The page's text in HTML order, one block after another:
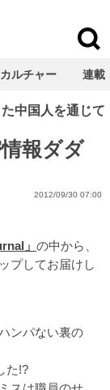
中国人を通じて
報ダダ
2012/09/30 07:00
」 の中から、
プしてお届けし
ンパない裏の
た!?
カルチャー 連載